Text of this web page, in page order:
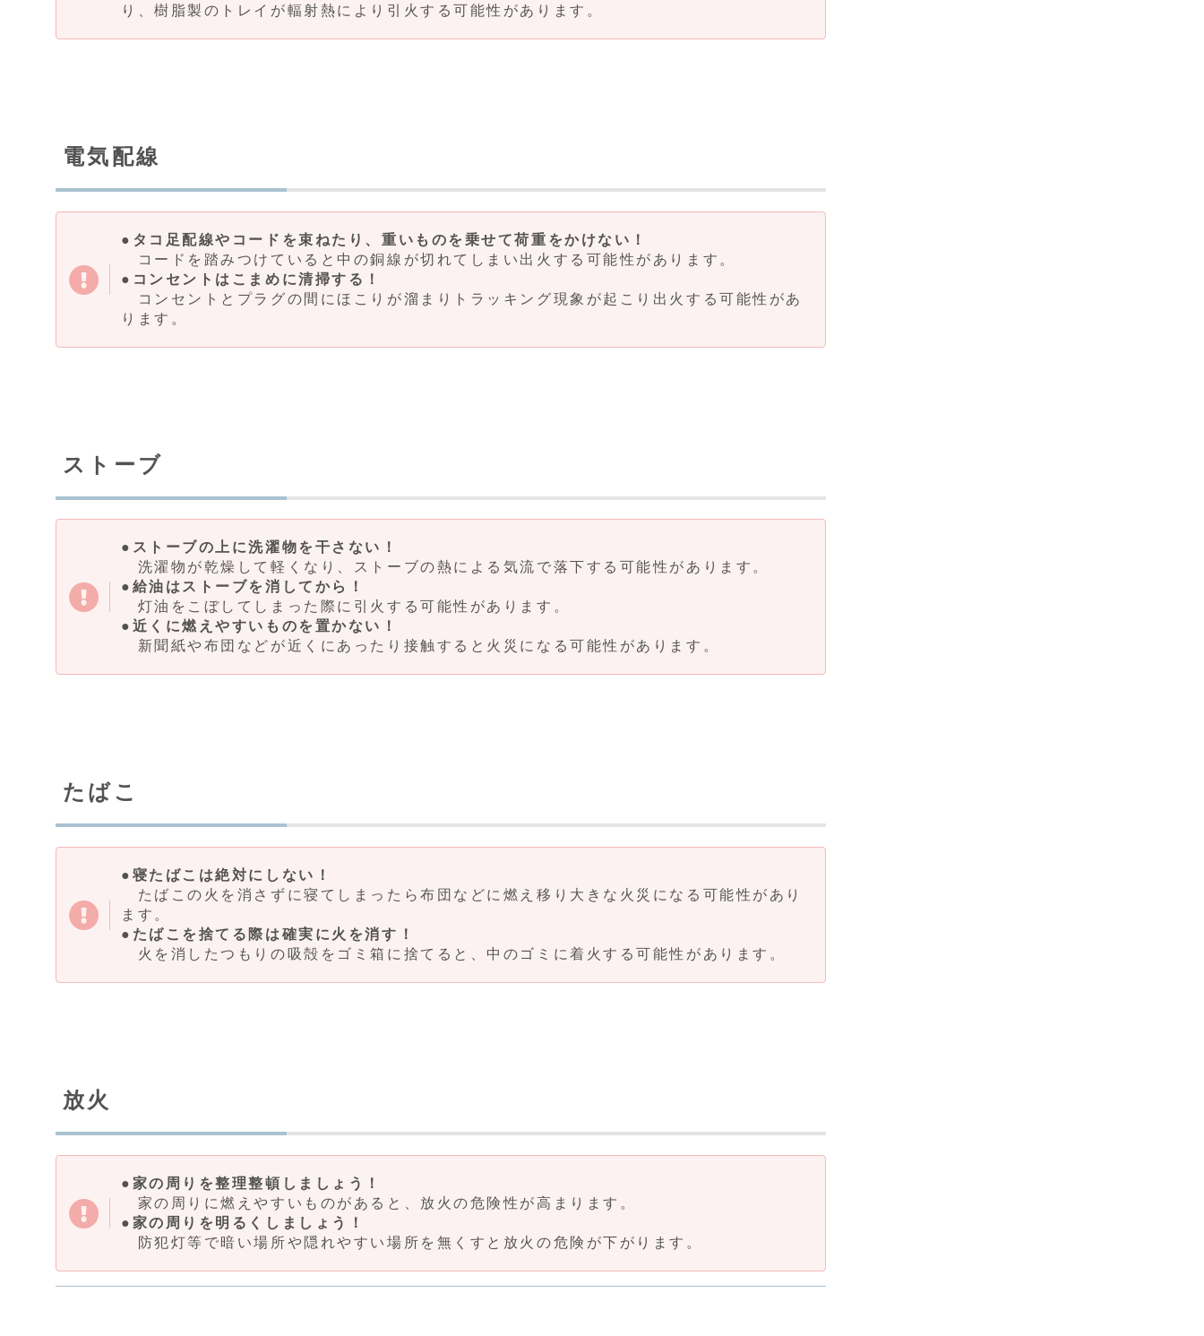
り、樹脂製のトレイが輻射熱により引火する可能性があります。
電気配線
●タコ足配線やコードを束ねたり、重いものを乗せて荷重をかけない！
コードを踏みつけていると中の銅線が切れてしまい出火する可能性があります。
●コンセントはこまめに清掃する！
コンセントとプラグの間にほこりが溜まりトラッキング現象が起こり出火する可能性があ
ります。
ストーブ
●ストーブの上に洗濯物を干さない！
洗濯物が乾燥して軽くなり、ストーブの熱による気流で落下する可能性があります。
●給油はストーブを消してから！
灯油をこぼしてしまった際に引火する可能性があります。
●近くに燃えやすいものを置かない！
新聞紙や布団などが近くにあったり接触すると火災になる可能性があります。
たばこ
●寝たばこは絶対にしない！
たばこの火を消さずに寝てしまったら布団などに燃え移り大きな火災になる可能性があり
ます。
●たばこを捨てる際は確実に火を消す！
火を消したつもりの吸殻をゴミ箱に捨てると、中のゴミに着火する可能性があります。
放火
●家の周りを整理整頓しましょう！
家の周りに燃えやすいものがあると、放火の危険性が高まります。
●家の周りを明るくしましょう！
防犯灯等で暗い場所や隠れやすい場所を無くすと放火の危険が下がります。